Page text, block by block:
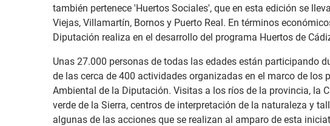
también pertenece 'Huertos Sociales', que en esta edición se
Viejas, Villamartín, Bornos y Puerto Real. En términos
Diputación realiza en el desarrollo del programa Huertos de
Unas 27.000 personas de todas las edades están participando
de las cerca de 400 actividades organizadas en el marco de los
Ambiental de la Diputación. Visitas a los ríos de la provincia, la
verde de la Sierra, centros de interpretación de la naturaleza y
algunas de las acciones que se realizan al amparo de esta